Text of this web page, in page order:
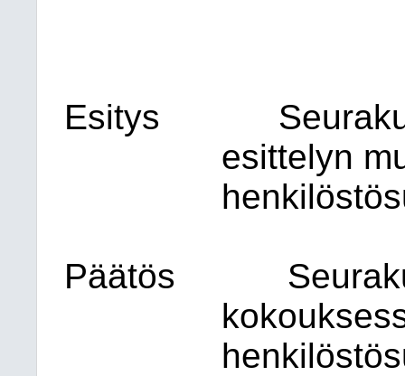
Esitys
esittelyn
Päätös